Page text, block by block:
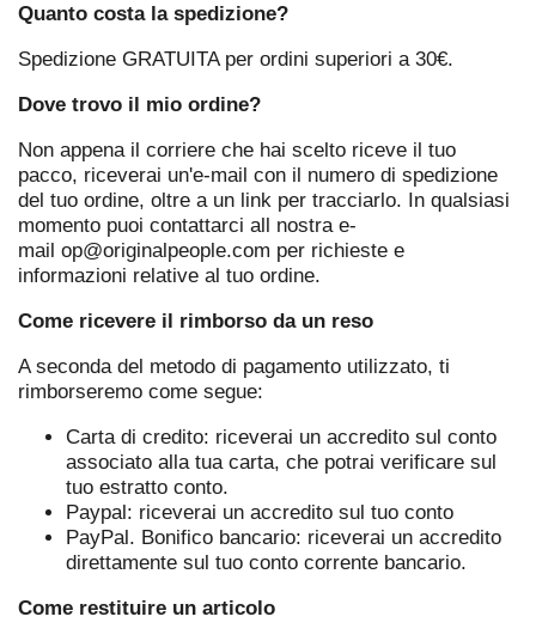
Quanto costa la spedizione?
Spedizione GRATUITA per ordini superiori a 30€.
Dove trovo il mio ordine?
Non appena il corriere che hai scelto riceve il tuo
pacco, riceverai un'e-mail con il numero di spedizione
del tuo ordine, oltre a un link per tracciarlo. In qualsiasi
momento puoi contattarci all nostra e-
mail op@originalpeople.com per richieste e
informazioni relative al tuo ordine.
Come ricevere il rimborso da un reso
A seconda del metodo di pagamento utilizzato, ti
rimborseremo come segue:
Carta di credito: riceverai un accredito sul conto
associato alla tua carta, che potrai verificare sul
tuo estratto conto.
Paypal: riceverai un accredito sul tuo conto
PayPal. Bonifico bancario: riceverai un accredito
direttamente sul tuo conto corrente bancario.
Come restituire un articolo